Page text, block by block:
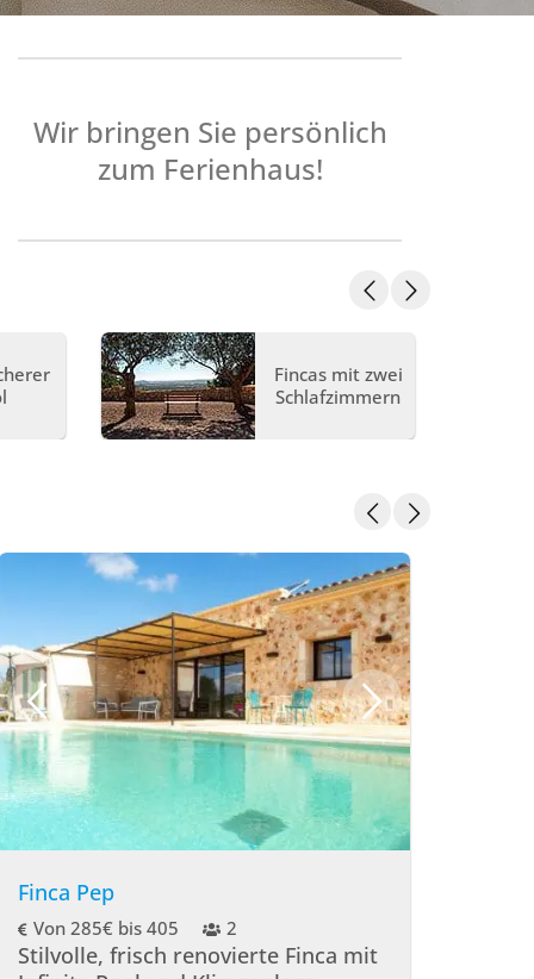
Wir bringen Sie persönlich
zum Ferienhaus!
Fincas mit zwei
Schlafzimmern
Finca Pep
Von 285€ bis 405 2
Stilvolle, frisch renovierte Finca mit